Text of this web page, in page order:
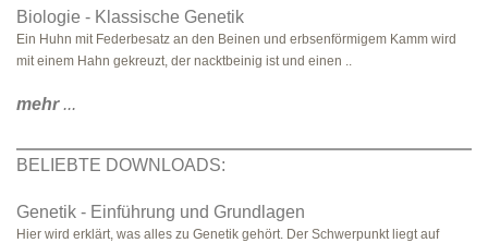
Biologie - Klassische Genetik
Ein Huhn mit Federbesatz an den Beinen und erbsenförmigem Kamm wird
mit einem Hahn gekreuzt, der nacktbeinig ist und einen ..
mehr...
BELIEBTE DOWNLOADS:
Genetik - Einführung und Grundlagen
Hier wird erklärt, was alles zu Genetik gehört. Der Schwerpunkt liegt auf